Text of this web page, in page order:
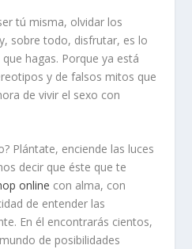
tú misma, olvidar los
sobre todo, disfrutar, es lo
hagas. Porque ya está
y de falsos mitos que
de vivir el sexo con
Plántate, enciende las luces
decir que éste que te
online con alma, con
de entender las
En él encontrarás cientos,
de posibilidades